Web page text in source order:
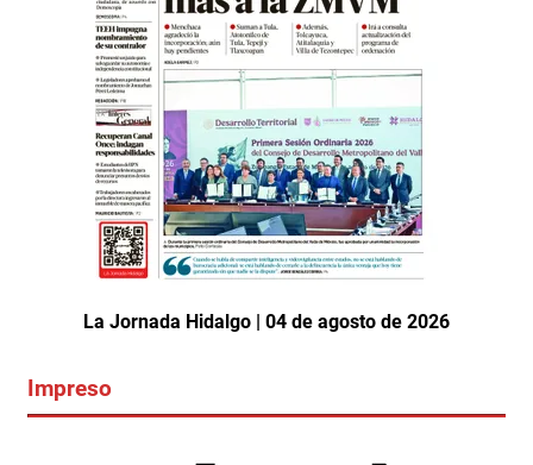
La Jornada Hidalgo | 04 de agosto de 2026
Impreso